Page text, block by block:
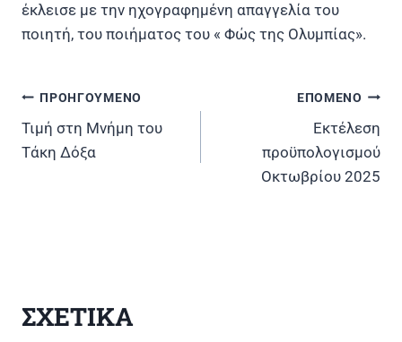
έκλεισε με την ηχογραφημένη απαγγελία του
ποιητή, του ποιήματος του « Φώς της Ολυμπίας».
Πλοήγηση
άρθρων
ΠΡΟΗΓΟΥΜΕΝΟ
Τιμή στη Μνήμη του
Τάκη Δόξα
ΕΠΟΜΕΝΟ
Εκτέλεση
προϋπολογισμού
Οκτωβρίου 2025
ΣΧΕΤΙΚΑ